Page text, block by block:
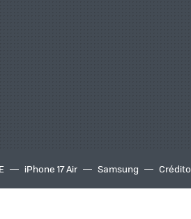
iPhone 17 Air Samsung
Crédito